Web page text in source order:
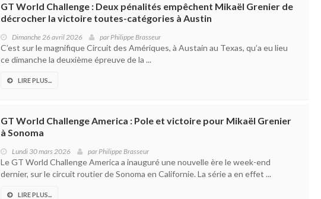
GT World Challenge : Deux pénalités empêchent Mikaël Grenier de
décrocher la victoire toutes-catégories à Austin
Dimanche 26 avril 2026 parPhilippe Brasseur
C’est sur le magnifique Circuit des Amériques, à Austain au Texas, qu’a eu lieu
ce dimanche la deuxième épreuve de la ...
LIRE PLUS...
GT World Challenge America : Pole et victoire pour Mikaël Grenier
à Sonoma
Lundi 30 mars 2026 parPhilippe Brasseur
Le GT World Challenge America a inauguré une nouvelle ère le week-end
dernier, sur le circuit routier de Sonoma en Californie. La série a en effet ...
LIRE PLUS...